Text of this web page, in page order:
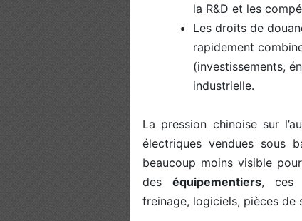
la R&D et les
Les droits de
rapidement
(investissements,
industrielle.
La pression chinoise sur
électriques vendues sous
beaucoup moins visible
des équipementiers, ces
freinage, logiciels, pièces de